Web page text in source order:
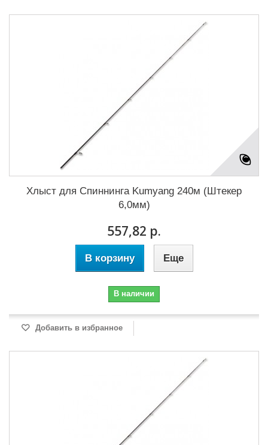
Хлыст для Cпиннинга Kumyang 240м (Штекер
6,0мм)
557,82 р.
В корзину Еще
В наличии
Добавить в избранное